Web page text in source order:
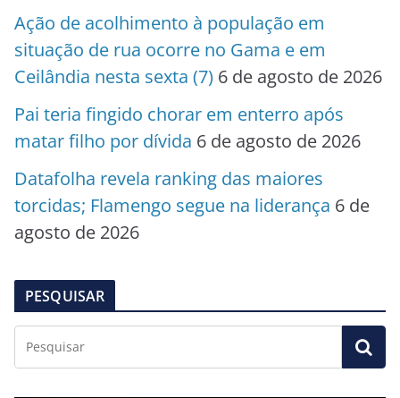
Ação de acolhimento à população em
situação de rua ocorre no Gama e em
Ceilândia nesta sexta (7) 6 de agosto de 2026
Pai teria fingido chorar em enterro após
matar filho por dívida 6 de agosto de 2026
Datafolha revela ranking das maiores
torcidas; Flamengo segue na liderança 6 de
agosto de 2026
PESQUISAR